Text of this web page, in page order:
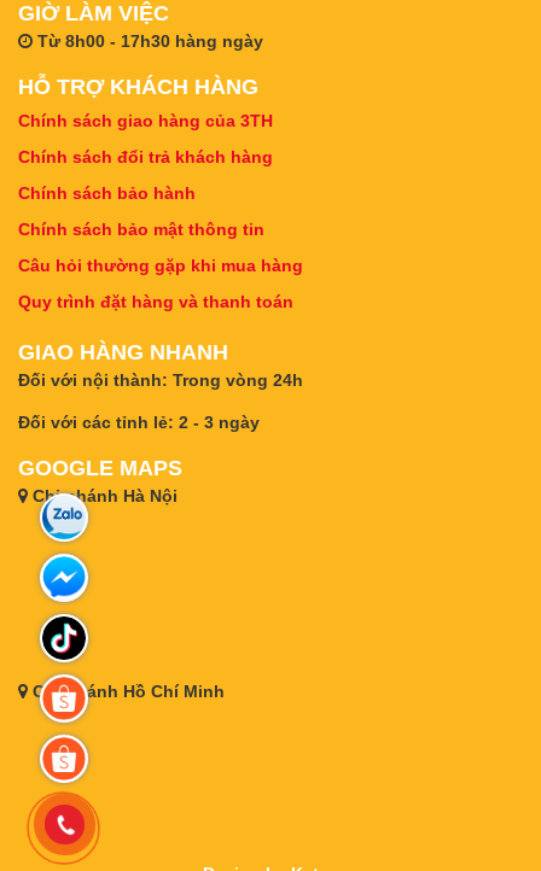
GIỜ LÀM VIỆC
Từ 8h00 - 17h30 hàng ngày
HỖ TRỢ KHÁCH HÀNG
Chính sách giao hàng của 3TH
Chính sách đổi trả khách hàng
Chính sách bảo hành
Chính sách bảo mật thông tin
Câu hỏi thường gặp khi mua hàng
Quy trình đặt hàng và thanh toán
GIAO HÀNG NHANH
Đối với nội thành: Trong vòng 24h
Đối với các tỉnh lẻ: 2 - 3 ngày
GOOGLE MAPS
Chi nhánh Hà Nội
Chi nhánh Hồ Chí Minh